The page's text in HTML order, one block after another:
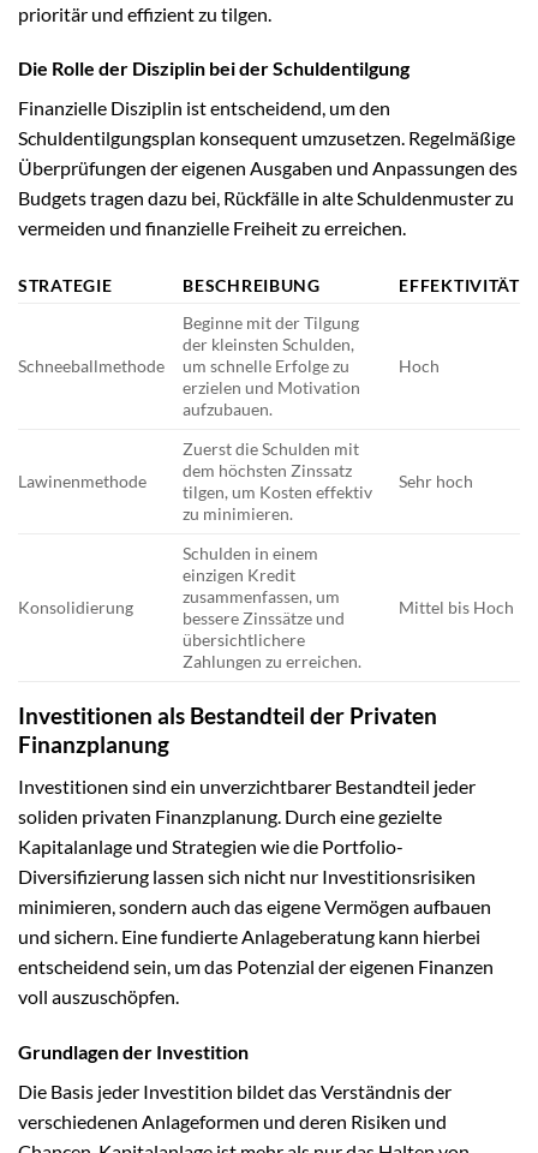
prioritär und effizient zu tilgen.
Die Rolle der Disziplin bei der Schuldentilgung
Finanzielle Disziplin ist entscheidend, um den
Schuldentilgungsplan konsequent umzusetzen. Regelmäßige
Überprüfungen der eigenen Ausgaben und Anpassungen des
Budgets tragen dazu bei, Rückfälle in alte Schuldenmuster zu
vermeiden und finanzielle Freiheit zu erreichen.
STRATEGIE BESCHREIBUNG EFFEKTIVITÄT
Schneeballmethode
Beginne mit der Tilgung
der kleinsten Schulden,
um schnelle Erfolge zu
erzielen und Motivation
aufzubauen.
Hoch
Lawinenmethode
Zuerst die Schulden mit
dem höchsten Zinssatz
tilgen, um Kosten effektiv
zu minimieren.
Sehr hoch
Konsolidierung
Schulden in einem
einzigen Kredit
zusammenfassen, um
bessere Zinssätze und
übersichtlichere
Zahlungen zu erreichen.
Mittel bis Hoch
Investitionen als Bestandteil der Privaten
Finanzplanung
Investitionen sind ein unverzichtbarer Bestandteil jeder
soliden privaten Finanzplanung. Durch eine gezielte
Kapitalanlage und Strategien wie die Portfolio-
Diversifizierung lassen sich nicht nur Investitionsrisiken
minimieren, sondern auch das eigene Vermögen aufbauen
und sichern. Eine fundierte Anlageberatung kann hierbei
entscheidend sein, um das Potenzial der eigenen Finanzen
voll auszuschöpfen.
Grundlagen der Investition
Die Basis jeder Investition bildet das Verständnis der
verschiedenen Anlageformen und deren Risiken und